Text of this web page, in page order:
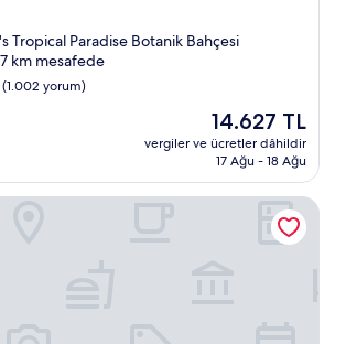
Tropical Paradise Botanik Bahçesi
km mesafede
(1.002 yorum)
Güncel
fiyat:
14.627 TL
14.627 TL
vergiler ve ücretler dâhildir
17 Ağu - 18 Ağu